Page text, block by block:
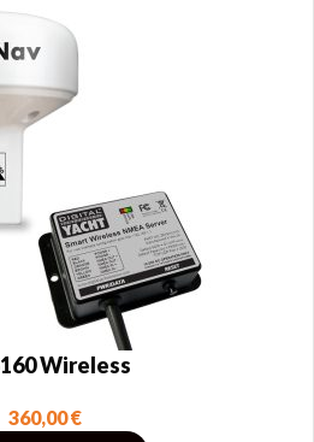
Wireless
360,00€